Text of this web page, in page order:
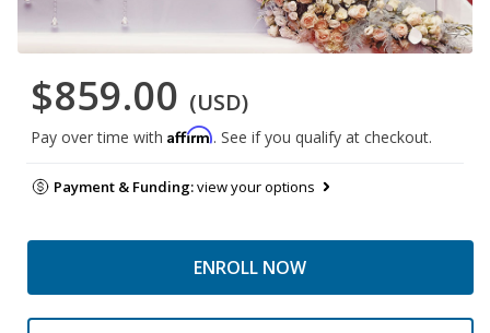
$859.00 (USD)
Pay over time with Affirm. See if you qualify at checkout.
Payment & Funding:view your options
ENROLL NOW